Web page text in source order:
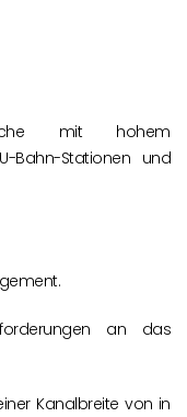
mit hohem
Bahn-Stationen und
an das
Kanalbreite von in